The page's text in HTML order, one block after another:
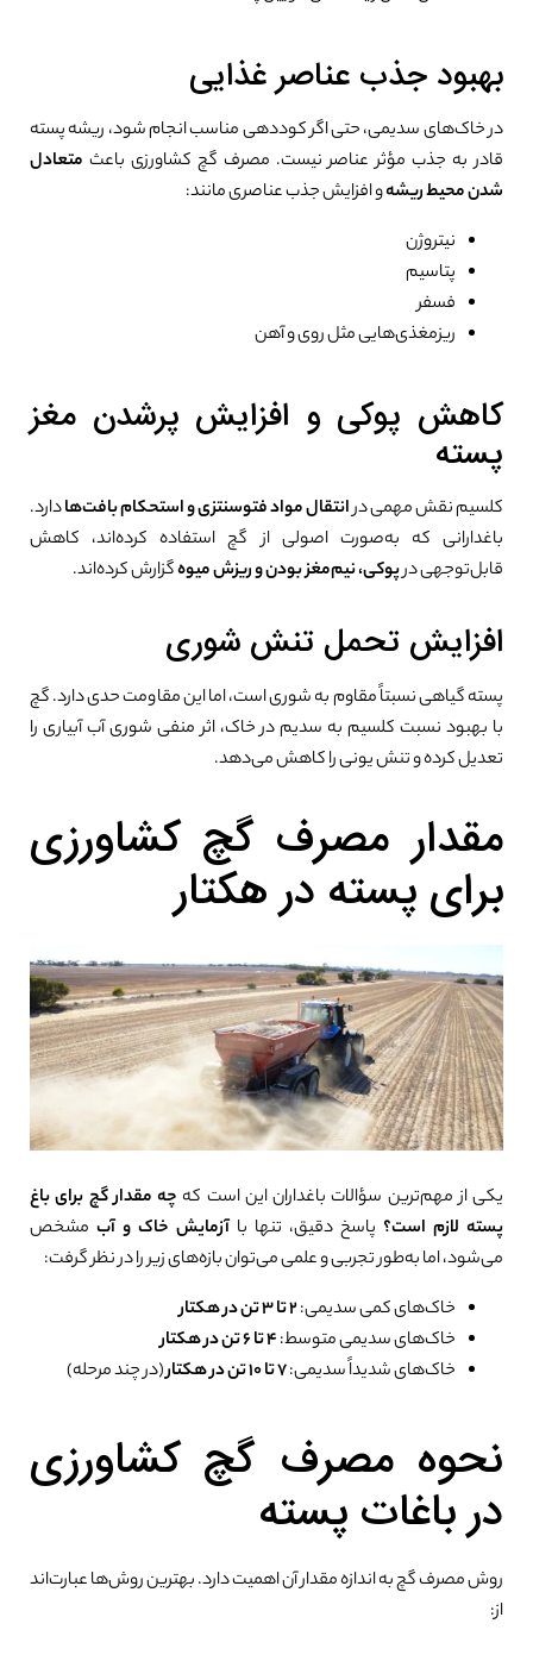
بهبود جذب عناصر غذایی
در خاک‌های سدیمی، حتی اگر کوددهی مناسب انجام شود، ریشه پسته
قادر به جذب مؤثر عناصر نیست. مصرف گچ کشاورزی باعث متعادل
شدن محیط ریشهو افزایش جذب عناصری مانند:
نیتروژن
پتاسیم
فسفر
ریزمغذی‌هایی مثل روی و آهن
کاهش پوکی و افزایش پرشدن مغز
پسته
کلسیم نقش مهمی درانتقال مواد فتوسنتزی و استحکام بافت‌هادارد.
باغدارانی که به‌صورت اصولی از گچ استفاده کرده‌اند، کاهش
قابل‌توجهی درپوکی، نیم‌مغز بودن و ریزش میوهگزارش کرده‌اند.
افزایش تحمل تنش شوری
پسته گیاهی نسبتاً مقاوم به شوری است، اما این مقاومت حدی دارد. گچ
با بهبود نسبت کلسیم به سدیم در خاک، اثر منفی شوری آب آبیاری را
تعدیل کرده و تنش یونی را کاهش می‌دهد.
مقدار مصرف گچ کشاورزی
برای پسته در هکتار
یکی از مهم‌ترین سؤالات باغداران این است که چه مقدار گچ برای باغ
پسته لازم است؟ پاسخ دقیق، تنها با آزمایش خاک و آب مشخص
می‌شود، اما به‌طور تجربی و علمی می‌توان بازه‌های زیر را در نظر گرفت:
خاک‌های کمی سدیمی:۲ تا ۳ تن در هکتار
خاک‌های سدیمی متوسط:۴ تا ۶ تن در هکتار
خاک‌های شدیداً سدیمی:۷ تا ۱۰ تن در هکتار (در چند مرحله)
نحوه مصرف گچ کشاورزی
در باغات پسته
روش مصرف گچ به اندازه مقدار آن اهمیت دارد. بهترین روش‌ها عبارت‌اند
از: